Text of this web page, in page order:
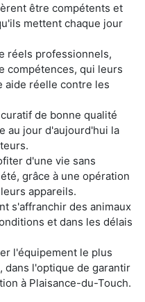
être compétents et
mettent chaque jour
réels professionnels,
compétences, qui leurs
aide réelle contre les
de bonne qualité
au jour d'aujourd'hui la
d'une vie sans
grâce à une opération
appareils.
s'affranchir des animaux
et dans les délais
l'équipement le plus
l'optique de garantir
à Plaisance-du-Touch.